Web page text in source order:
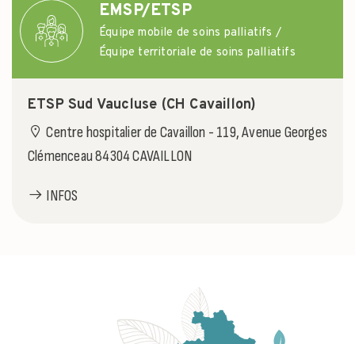
EMSP/ETSP
Équipe mobile de soins palliatifs /
Équipe territoriale de soins palliatifs
ETSP Sud Vaucluse (CH Cavaillon)
Centre hospitalier de Cavaillon - 119, Avenue Georges
Clémenceau 84304 CAVAILLON
INFOS